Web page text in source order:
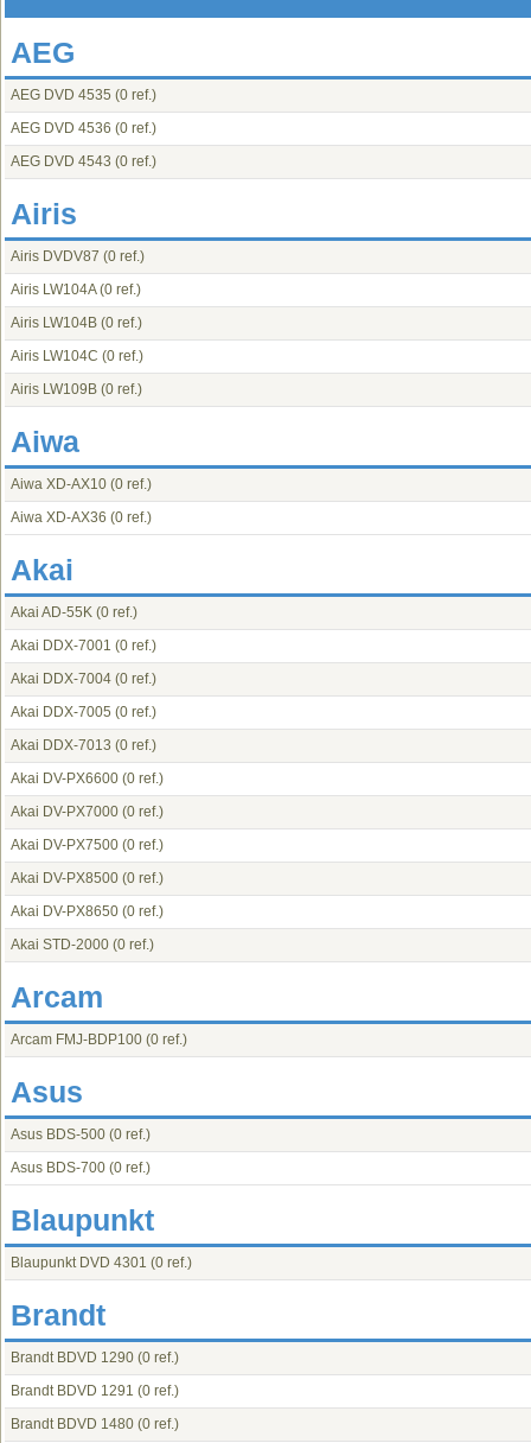
AEG
AEG DVD 4535 (0 ref.)
AEG DVD 4536 (0 ref.)
AEG DVD 4543 (0 ref.)
Airis
Airis DVDV87 (0 ref.)
Airis LW104A(0 ref.)
Airis LW104B (0 ref.)
Airis LW104C (0 ref.)
Airis LW109B (0 ref.)
Aiwa
Aiwa XD-AX10 (0 ref.)
Aiwa XD-AX36 (0 ref.)
Akai
Akai AD-55K (0 ref.)
Akai DDX-7001 (0 ref.)
Akai DDX-7004 (0 ref.)
Akai DDX-7005 (0 ref.)
Akai DDX-7013 (0 ref.)
Akai DV-PX6600 (0 ref.)
Akai DV-PX7000 (0 ref.)
Akai DV-PX7500 (0 ref.)
Akai DV-PX8500 (0 ref.)
Akai DV-PX8650 (0 ref.)
Akai STD-2000 (0 ref.)
Arcam
Arcam FMJ-BDP100 (0 ref.)
Asus
Asus BDS-500 (0 ref.)
Asus BDS-700 (0 ref.)
Blaupunkt
Blaupunkt DVD 4301 (0 ref.)
Brandt
Brandt BDVD 1290 (0 ref.)
Brandt BDVD 1291 (0 ref.)
Brandt BDVD 1480 (0 ref.)